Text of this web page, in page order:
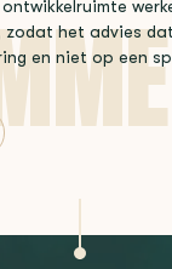
het advies
en niet op een